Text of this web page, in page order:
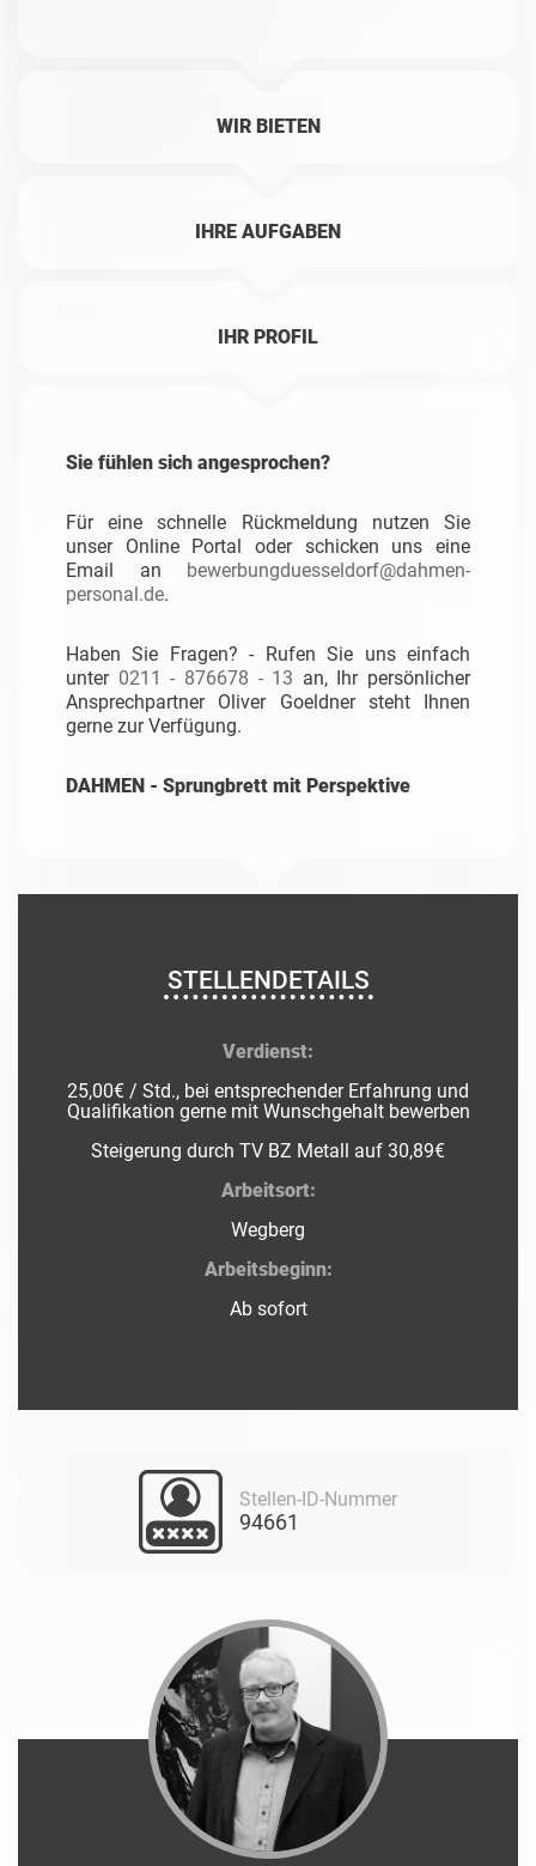
WIR BIETEN
IHRE AUFGABEN
IHR PROFIL
Sie fühlen sich angesprochen?
Für eine schnelle Rückmeldung nutzen Sie
unser Online Portal oder schicken uns eine
Email an bewerbungduesseldorf@dahmen-
personal.de.
Haben Sie Fragen? - Rufen Sie uns einfach
unter 0211 - 876678 - 13 an, Ihr persönlicher
Ansprechpartner Oliver Goeldner steht Ihnen
gerne zur Verfügung.
DAHMEN - Sprungbrett mit Perspektive
STELLENDETAILS
Verdienst:
25,00€ / Std., bei entsprechender Erfahrung und
Qualifikation gerne mit Wunschgehalt bewerben
Steigerung durch TV BZ Metall auf 30,89€
Arbeitsort:
Wegberg
Arbeitsbeginn:
Ab sofort
Stellen-ID-Nummer
94661